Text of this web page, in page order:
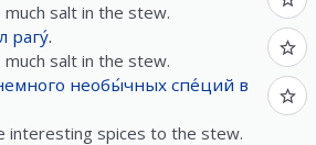
salt in the stew.
рагу́.
salt in the stew.
необы́чных спе́ций в
interesting spices to the stew.